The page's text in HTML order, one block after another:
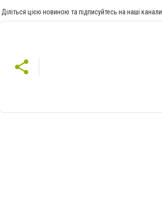
Діліться цією новиною та підписуйтесь на наші канали